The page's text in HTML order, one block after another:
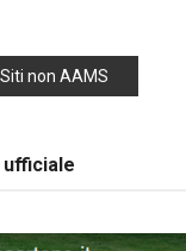
Siti non AAMS
ufficiale